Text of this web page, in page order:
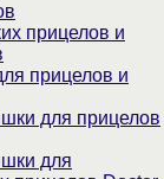
прицелов и
прицелов и
для прицелов
для